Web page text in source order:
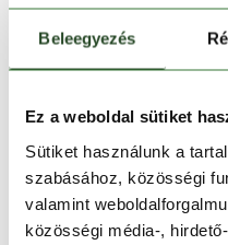
Beleegyezés
Ez a weboldal sütiket
Sütiket használunk a
szabásához, közösségi
valamint
közösségi média-,
30 napos
1-2 munkanapos